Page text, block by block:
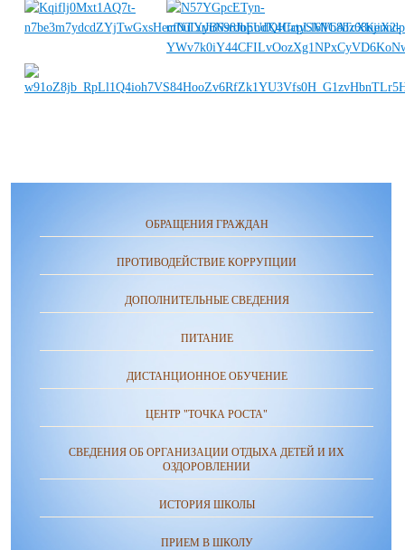
ОБРАЩЕНИЯ ГРАЖДАН
ПРОТИВОДЕЙСТВИЕ КОРРУПЦИИ
ДОПОЛНИТЕЛЬНЫЕ СВЕДЕНИЯ
ПИТАНИЕ
ДИСТАНЦИОННОЕ ОБУЧЕНИЕ
ЦЕНТР "ТОЧКА РОСТА"
СВЕДЕНИЯ ОБ ОРГАНИЗАЦИИ ОТДЫХА ДЕТЕЙ И ИХ
ОЗДОРОВЛЕНИИ
ИСТОРИЯ ШКОЛЫ
ПРИЕМ В ШКОЛУ